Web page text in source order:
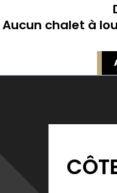
Aucun chalet à